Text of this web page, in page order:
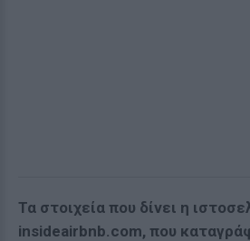
Τα στοιχεία που δίνει η
insideairbnb.com, που